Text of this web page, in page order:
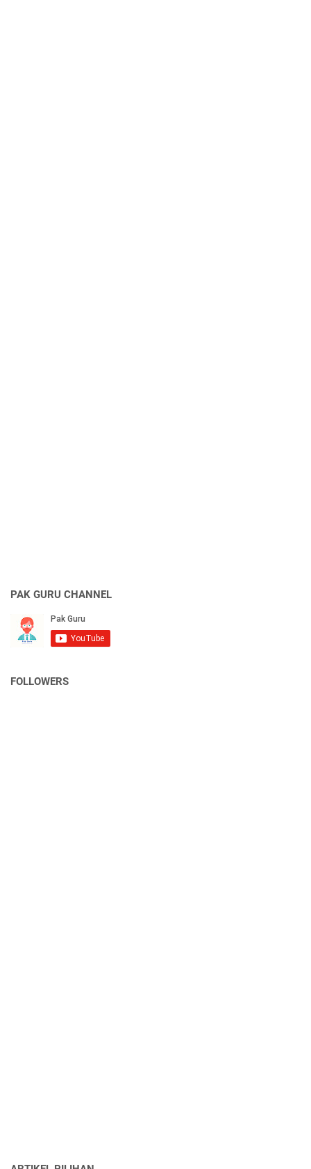
PAK GURU CHANNEL
FOLLOWERS